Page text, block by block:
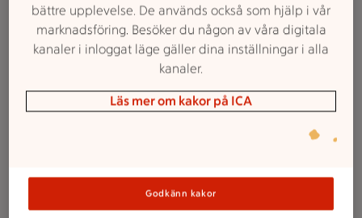
Ägg
ICA. 15-pack. Jmfpris 1:67/st.
25 kr/st
25:-
/st
Röd spetspaprika i påse
ICA. Nederländerna. 200 g.Jmfpris
2 för 25 kr
bättre upplevelse. De används också som hjälp i vår
marknadsföring. Besöker du någon av våra digitala
kanaler i inloggat läge gäller dina inställningar i alla
kanaler.
Läs mer om kakor på ICA
Godkänn kakor